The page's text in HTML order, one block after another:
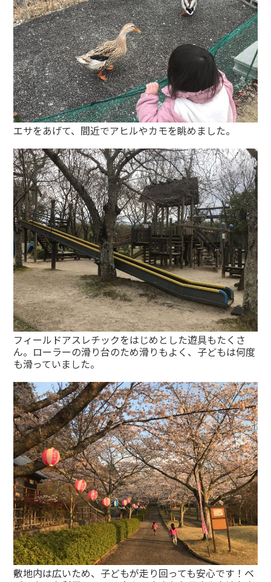
エサをあげて、間近でアヒルやカモを眺めました。
フィールドアスレチックをはじめとした遊具もたくさ
ん。ローラーの滑り台のため滑りもよく、子どもは何度
も滑っていました。
敷地内は広いため、子どもが走り回っても安心です！ベ